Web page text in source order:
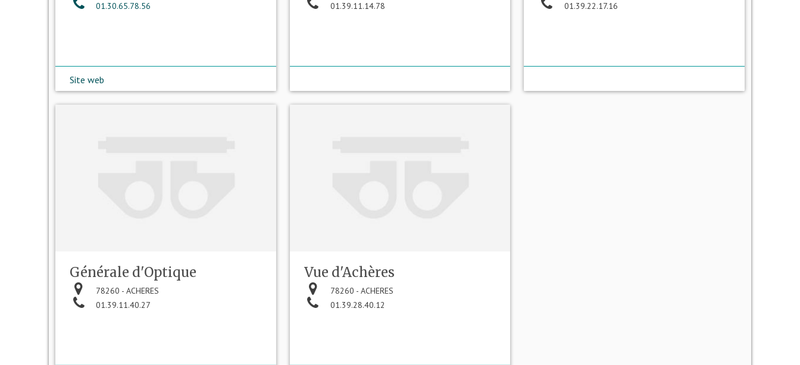
01.30.65.78.56
Site web
01.39.11.14.78
01.39.22.17.16
Générale d'Optique
78260 - ACHERES
01.39.11.40.27
Vue d'Achères
78260 - ACHERES
01.39.28.40.12